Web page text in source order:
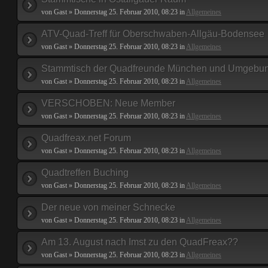
von Gast » Donnerstag 25. Februar 2010, 08:23 in Allgemeines
ATV-Quad-Treff für Oberschwaben-Allgäu-Bodensee
von Gast » Donnerstag 25. Februar 2010, 08:23 in Allgemeines
Stammtisch der Quadfreunde München und
von Gast » Donnerstag 25. Februar 2010, 08:23 in Allgemeines
VERSCHOBEN: Neue Member
von Gast » Donnerstag 25. Februar 2010, 08:23 in Allgemeines
Quadfreax.net Forum
von Gast » Donnerstag 25. Februar 2010, 08:23 in Allgemeines
Quadtreffen Buching
von Gast » Donnerstag 25. Februar 2010, 08:23 in Allgemeines
Der neue von meiner Schnecke
von Gast » Donnerstag 25. Februar 2010, 08:23 in Allgemeines
Am 13. August nach Imst zu den QuadFreax??
von Gast » Donnerstag 25. Februar 2010, 08:23 in Allgemeines